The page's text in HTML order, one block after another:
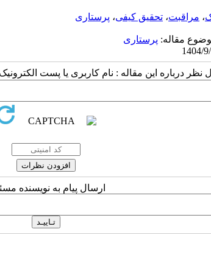
، مراقبت، تحقیق کیفی، پرستاری
مقاله: پرستاری
نظر درباره این مقاله : نام کاربری یا پست
ارسال پیام به نویسنده